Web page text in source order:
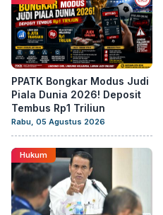
PPATK Bongkar Modus Judi
Piala Dunia 2026! Deposit
Tembus Rp1 Triliun
Rabu, 05 Agustus 2026
Hukum